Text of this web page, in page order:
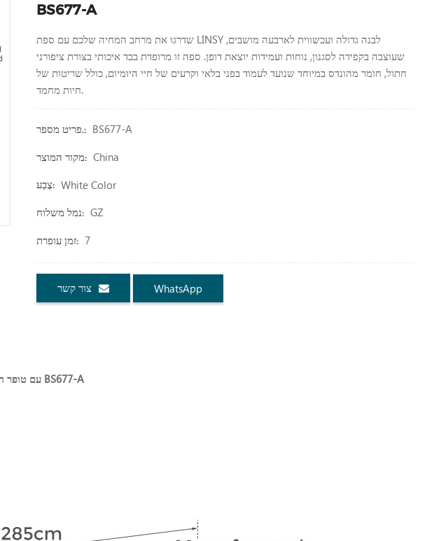
BS677-A
שדרגו את מרחב המחיה שלכם עם ספת LINSY לבנה גדולה ועכשווית לארבעה מושבים,
שעוצבה בקפידה לסגנון, נוחות ועמידות יוצאת דופן. ספה זו מרופדת בבד איכותי בצורת ציפורני
חתול, חומר מהונדס במיוחד שנועד לעמוד בפני בלאי וקרעים של חיי היומיום, כולל שריטות של
חיות מחמד.
פריט מספר.: BS677-A
מקור המוצר: China
צֶבַע: White Color
נמל משלוח: GZ
זמן עופרת: 7
צור קשר WhatsApp
ספה גדולה לארבעה מושבים מבד לבנה מודרנית LINSY עם טופר חתול BS677-A